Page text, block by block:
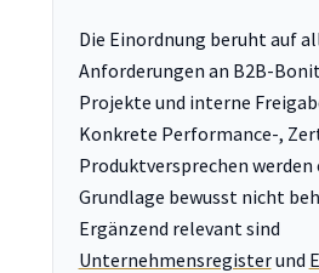
Die Einordnung beruht auf
Anforderungen an B2B-
Projekte und interne
Konkrete Performance-,
Produktversprechen
Grundlage bewusst nicht
Ergänzend relevant sind
Unternehmensregisterund